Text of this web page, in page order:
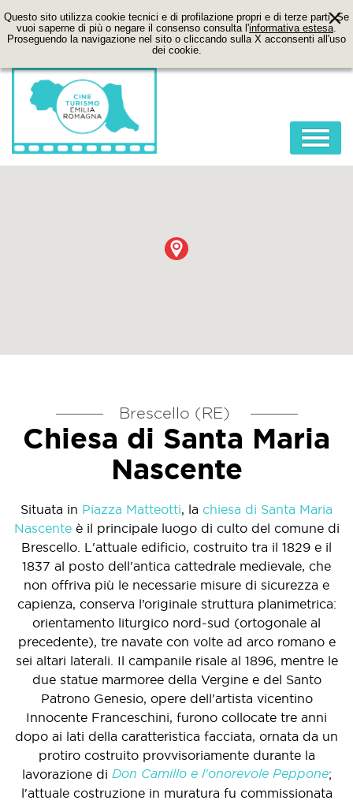
Questo sito utilizza cookie tecnici e di profilazione propri e di terze parti. Se
vuoi saperne di più o negare il consenso consulta l'informativa estesa.
Proseguendo la navigazione nel sito o cliccando sulla X acconsenti all'uso
dei cookie.
FILM
LOCATION
Brescello (RE)
Chiesa di Santa Maria
Nascente
Situata in Piazza Matteotti, la chiesa di Santa Maria
Nascenteè il principale luogo di culto del comune di
Brescello. L'attuale edificio, costruito tra il 1829 e il
1837 al posto dell'antica cattedrale medievale, che
non offriva più le necessarie misure di sicurezza e
capienza, conserva l’originale struttura planimetrica:
orientamento liturgico nord-sud (ortogonale al
precedente), tre navate con volte ad arco romano e
sei altari laterali. Il campanile risale al 1896, mentre le
due statue marmoree della Vergine e del Santo
Patrono Genesio, opere dell'artista vicentino
Innocente Franceschini, furono collocate tre anni
dopo ai lati della caratteristica facciata, ornata da un
protiro costruito provvisoriamente durante la
lavorazione di Don Camillo e l'onorevole Peppone;
l'attuale costruzione in muratura fu commissionata